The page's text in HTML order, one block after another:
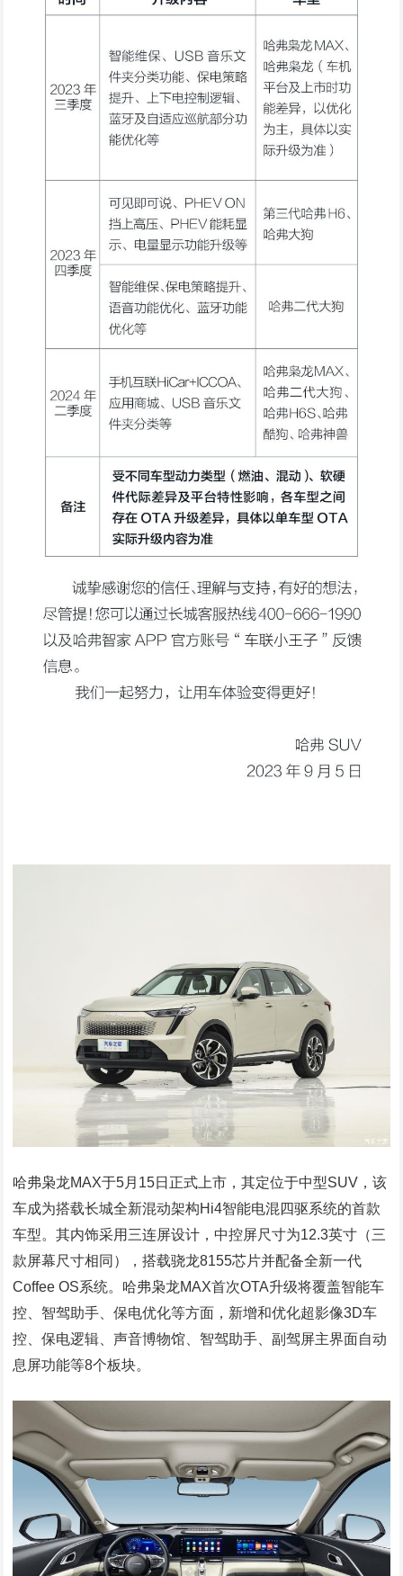
哈弗枭龙MAX于5月15日正式上市，其定位于中型SUV，该
车成为搭载长城全新混动架构Hi4智能电混四驱系统的首款
车型。其内饰采用三连屏设计，中控屏尺寸为12.3英寸（三
款屏幕尺寸相同），搭载骁龙8155芯片并配备全新一代
Coffee OS系统。哈弗枭龙MAX首次OTA升级将覆盖智能车
控、智驾助手、保电优化等方面，新增和优化超影像3D车
控、保电逻辑、声音博物馆、智驾助手、副驾屏主界面自动
息屏功能等8个板块。